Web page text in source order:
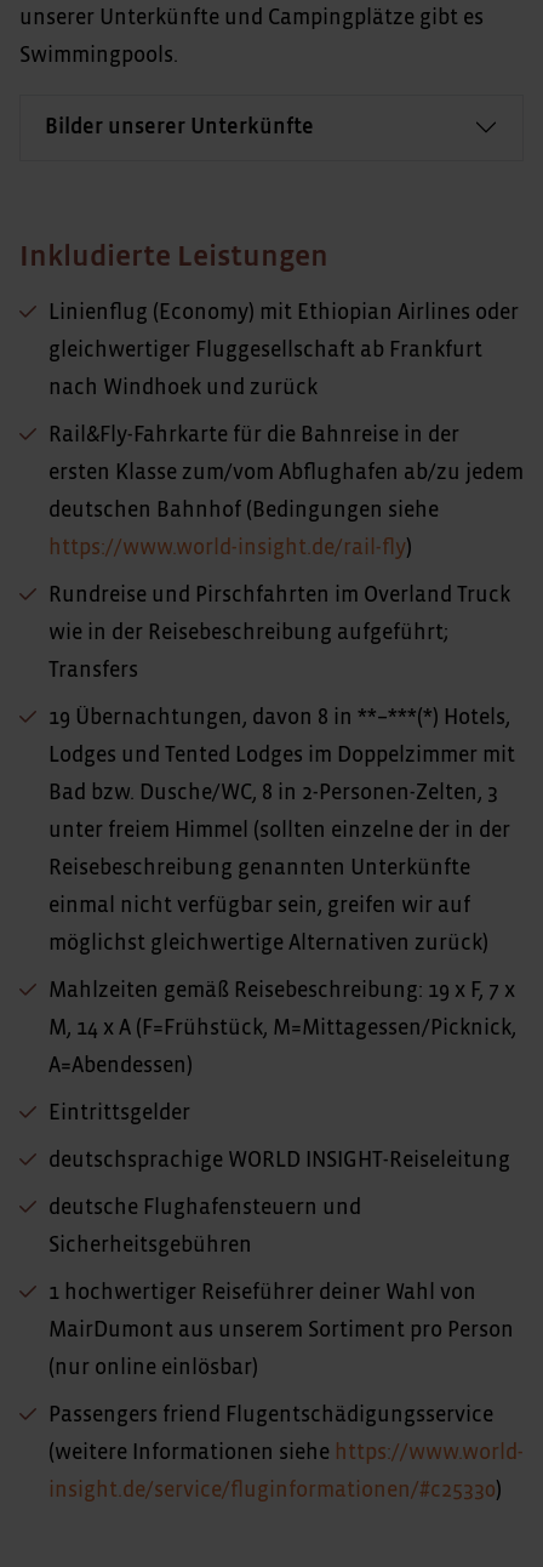
unserer Unterkünfte und Campingplätze gibt es
Swimmingpools.
Bilder unserer Unterkünfte
Inkludierte Leistungen
Linienflug (Economy) mit Ethiopian Airlines oder
gleichwertiger Fluggesellschaft ab Frankfurt
nach Windhoek und zurück
Rail&Fly-Fahrkarte für die Bahnreise in der
ersten Klasse zum/vom Abflughafen ab/zu jedem
deutschen Bahnhof (Bedingungen siehe
https://www.world-insight.de/rail-fly)
Rundreise und Pirschfahrten im Overland Truck
wie in der Reisebeschreibung aufgeführt;
Transfers
19 Übernachtungen, davon 8 in **–***(*) Hotels,
Lodges und Tented Lodges im Doppelzimmer mit
Bad bzw. Dusche/WC, 8 in 2-Personen-Zelten, 3
unter freiem Himmel (sollten einzelne der in der
Reisebeschreibung genannten Unterkünfte
einmal nicht verfügbar sein, greifen wir auf
möglichst gleichwertige Alternativen zurück)
Mahlzeiten gemäß Reisebeschreibung: 19 x F, 7 x
M, 14 x A (F=Frühstück, M=Mittagessen/Picknick,
A=Abendessen)
Eintrittsgelder
deutschsprachige WORLD INSIGHT-Reiseleitung
deutsche Flughafensteuern und
Sicherheitsgebühren
1 hochwertiger Reiseführer deiner Wahl von
MairDumont aus unserem Sortiment pro Person
(nur online einlösbar)
Passengers friend Flugentschädigungsservice
(weitere Informationen siehe https://www.world-
insight.de/service/fluginformationen/#c25330)